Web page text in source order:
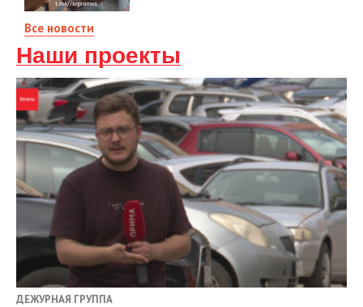
Все новости
Наши проекты
ДЕЖУРНАЯ ГРУППА